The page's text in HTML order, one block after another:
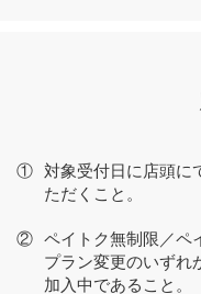
① 対象受付日に店頭に
ただくこと。
② ペイトク無制限／ペ
プラン変更のいずれ
加入中であること。